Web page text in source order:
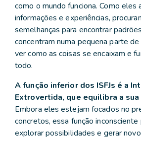
como o mundo funciona. Como eles
informações e experiências,
semelhanças para encontrar
concentram numa pequena parte
ver como as coisas se encaixam e
todo.
A função inferior dos ISFJs é a
Extrovertida, que equilibra a
Embora eles estejam focados no
concretos, essa função
explorar possibilidades e gerar